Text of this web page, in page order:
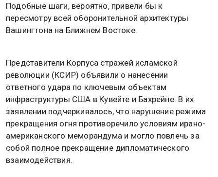
Подобные шаги, вероятно, привели бы к
пересмотру всей оборонительной архитектуры
Вашингтона на Ближнем Востоке.
Представители Корпуса стражей исламской
революции (КСИР) объявили о нанесении
ответного удара по ключевым объектам
инфраструктуры США в Кувейте и Бахрейне. В их
заявлении подчеркивалось, что нарушение режима
прекращения огня противоречило условиям ирано-
американского меморандума и могло повлечь за
собой полное прекращение дипломатического
взаимодействия.